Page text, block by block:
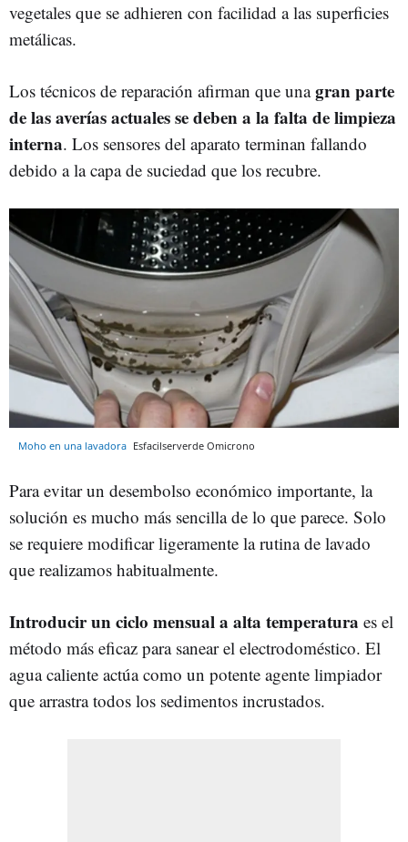
vegetales que se adhieren con facilidad a las superficies
metálicas.
Los técnicos de reparación afirman que unagran parte
de las averías actuales se deben a la falta de limpieza
interna. Los sensores del aparato terminan fallando
debido a la capa de suciedad que los recubre.
Moho en una lavadora Esfacilserverde Omicrono
Para evitar un desembolso económico importante, la
solución es mucho más sencilla de lo que parece. Solo
se requiere modificar ligeramente la rutina de lavado
que realizamos habitualmente.
Introducir un ciclo mensual a alta temperatura es el
método más eficaz para sanear el electrodoméstico. El
agua caliente actúa como un potente agente limpiador
que arrastra todos los sedimentos incrustados.